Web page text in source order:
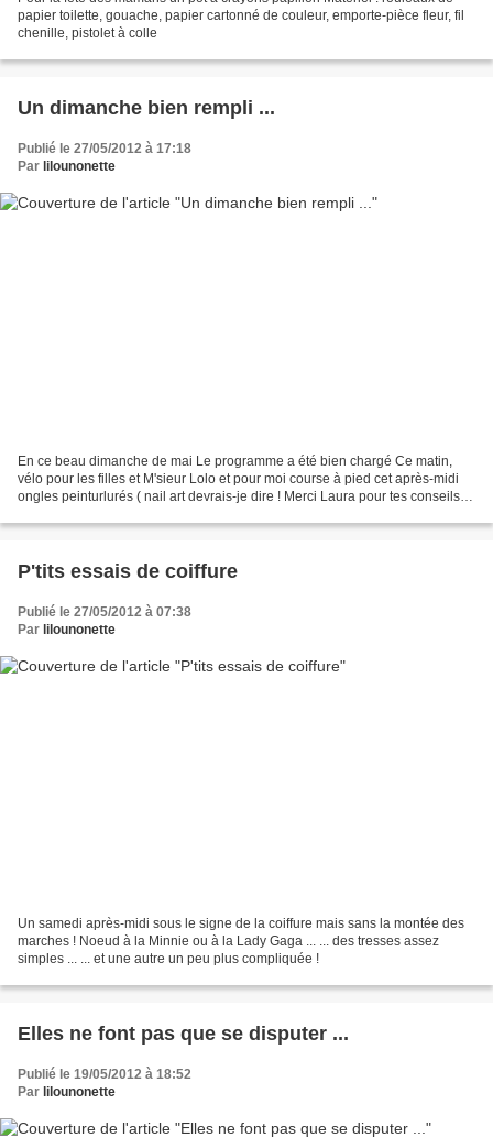
papier toilette, gouache, papier cartonné de couleur, emporte-pièce fleur, fil
chenille, pistolet à colle
Un dimanche bien rempli ...
Publié le 27/05/2012 à 17:18
Par lilounonette
En ce beau dimanche de mai Le programme a été bien chargé Ce matin,
vélo pour les filles et M'sieur Lolo et pour moi course à pied cet après-midi
ongles peinturlurés ( nail art devrais-je dire ! Merci Laura pour tes conseils
P'tits essais de coiffure
Publié le 27/05/2012 à 07:38
Par lilounonette
Un samedi après-midi sous le signe de la coiffure mais sans la montée des
marches ! Noeud à la Minnie ou à la Lady Gaga ... ... des tresses assez
simples ... ... et une autre un peu plus compliquée !
Elles ne font pas que se disputer ...
Publié le 19/05/2012 à 18:52
Par lilounonette